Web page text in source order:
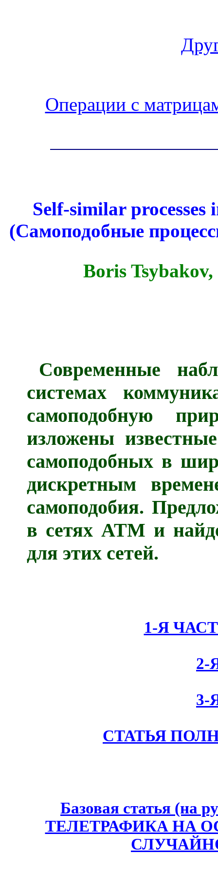
Операции с
Self-similar
(Самоподобные
Boris
Современные
системах
самоподобную
изложены
самоподобных в
дискретным
самоподобия.
в сетях ATM и
для этих сетей.
1-Я
2-
3-
СТАТЬЯ
Базовая статья (на
ТЕЛЕТРАФИКА НА